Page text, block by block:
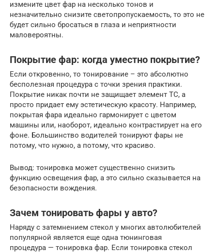
измените цвет фар на несколько тонов и
незначительно снизите светопропускаемость, то это не
будет сильно бросаться в глаза и неприятности
маловероятны.
Покрытие фар: когда уместно покрытие?
Если откровенно, то тонирование – это абсолютно
бесполезная процедура с точки зрения практики.
Покрытие никак почти не защищает элемент ТС, а
просто придает ему эстетическую красоту. Например,
покрытая фара идеально гармонирует с цветом
машины или, наоборот, идеально контрастирует на его
фоне. Большинство водителей тонируют фары не
потому, что нужно, а потому, что красиво.
Вывод: тонировка может существенно снизить
функцию освещения фар, а это сильно сказывается на
безопасности вождения.
Зачем тонировать фары у авто?
Наряду с затемнением стекол у многих автолюбителей
популярной является еще одна тюнинговая
процедура — тонировка фар. Если тонировка стекол